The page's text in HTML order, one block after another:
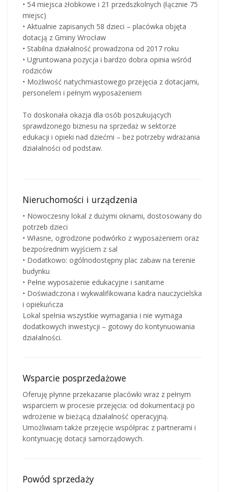
• 54 miejsca żłobkowe i 21 przedszkolnych (łącznie 75
miejsc)
• Aktualnie zapisanych 58 dzieci – placówka objęta
dotacją z Gminy Wrocław
• Stabilna działalność prowadzona od 2017 roku
• Ugruntowana pozycja i bardzo dobra opinia wśród
rodziców
• Możliwość natychmiastowego przejęcia z dotacjami,
personelem i pełnym wyposażeniem
To doskonała okazja dla osób poszukujących
sprawdzonego biznesu na sprzedaż w sektorze
edukacji i opieki nad dziećmi – bez potrzeby wdrażania
działalności od podstaw.
Nieruchomości i urządzenia
• Nowoczesny lokal z dużymi oknami, dostosowany do
potrzeb dzieci
• Własne, ogrodzone podwórko z wyposażeniem oraz
bezpośrednim wyjściem z sal
• Dodatkowo: ogólnodostępny plac zabaw na terenie
budynku
• Pełne wyposażenie edukacyjne i sanitarne
• Doświadczona i wykwalifikowana kadra nauczycielska
i opiekuńcza
Lokal spełnia wszystkie wymagania i nie wymaga
dodatkowych inwestycji – gotowy do kontynuowania
działalności.
Wsparcie posprzedażowe
Oferuję płynne przekazanie placówki wraz z pełnym
wsparciem w procesie przejęcia: od dokumentacji po
wdrożenie w bieżącą działalność operacyjną.
Umożliwiam także przejęcie współprac z partnerami i
kontynuację dotacji samorządowych.
Powód sprzedaży